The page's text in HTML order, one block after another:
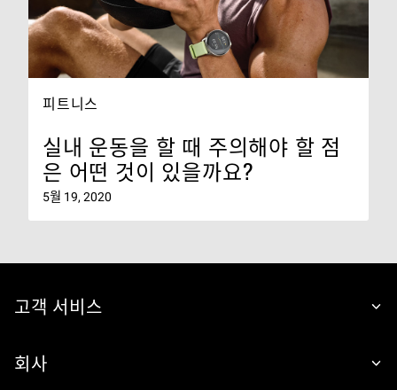
피트니스
실내 운동을 할 때 주의해야 할 점
은 어떤 것이 있을까요?
5월 19, 2020
고객 서비스
회사